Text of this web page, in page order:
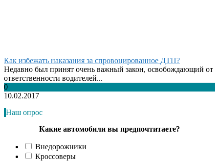
Как избежать наказания за спровоцированное ДТП?
Недавно был принят очень важный закон, освобождающий от
ответственности водителей...
0
10.02.2017
Наш опрос
Какие автомобили вы предпочтитаете?
Внедорожники
Кроссоверы